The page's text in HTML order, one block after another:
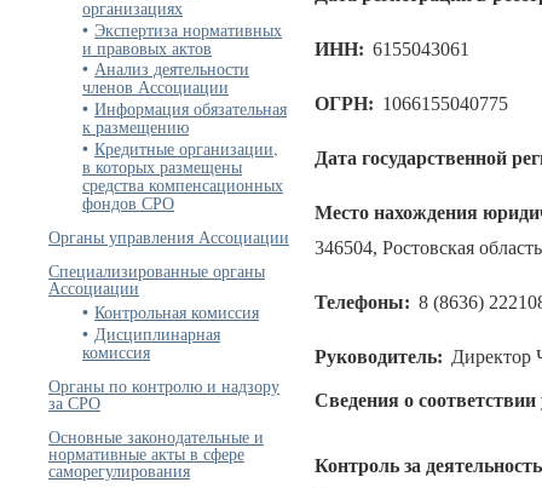
организациях
Экспертиза нормативных
и правовых актов
Анализ деятельности
членов Ассоциации
Информация обязательная
к размещению
Кредитные организации,
в которых размещены
средства компенсационных
фондов СРО
Органы управления Ассоциации
Специализированные органы
Ассоциации
Контрольная комиссия
Дисциплинарная
комиссия
Органы по контролю и надзору
за СРО
Основные законодательные и
нормативные акты в сфере
саморегулирования
ИНН: 6155043061
ОГРН: 1066155040775
Дата государственной
Место нахождения
346504, Ростовская
Телефоны: 8 (8636)
Руководитель: Директор
Сведения о
Контроль за